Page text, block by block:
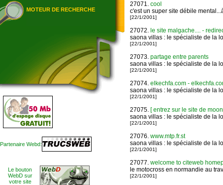
MOTEUR DE RECHERCHE
Partenaire Webd:
Le bouton
WebD sur
votre site
27071. cool
c'est un super site débile
[22/1/2001]
27072. le site malgache.... -
saona villas : le spécialiste de la
[22/1/2001]
27073. partage entre parents
saona villas : le spécialiste de la
[22/1/2001]
27074. elkechfa.com -
saona villas : le spécialiste de la
[22/1/2001]
27075. [ entrez sur le site de
saona villas : le spécialiste de la
[22/1/2001]
27076. www.mtp.fr.st
saona villas : le spécialiste de la
[22/1/2001]
27077. welcome to citeweb
le motocross en normandie au
[22/1/2001]